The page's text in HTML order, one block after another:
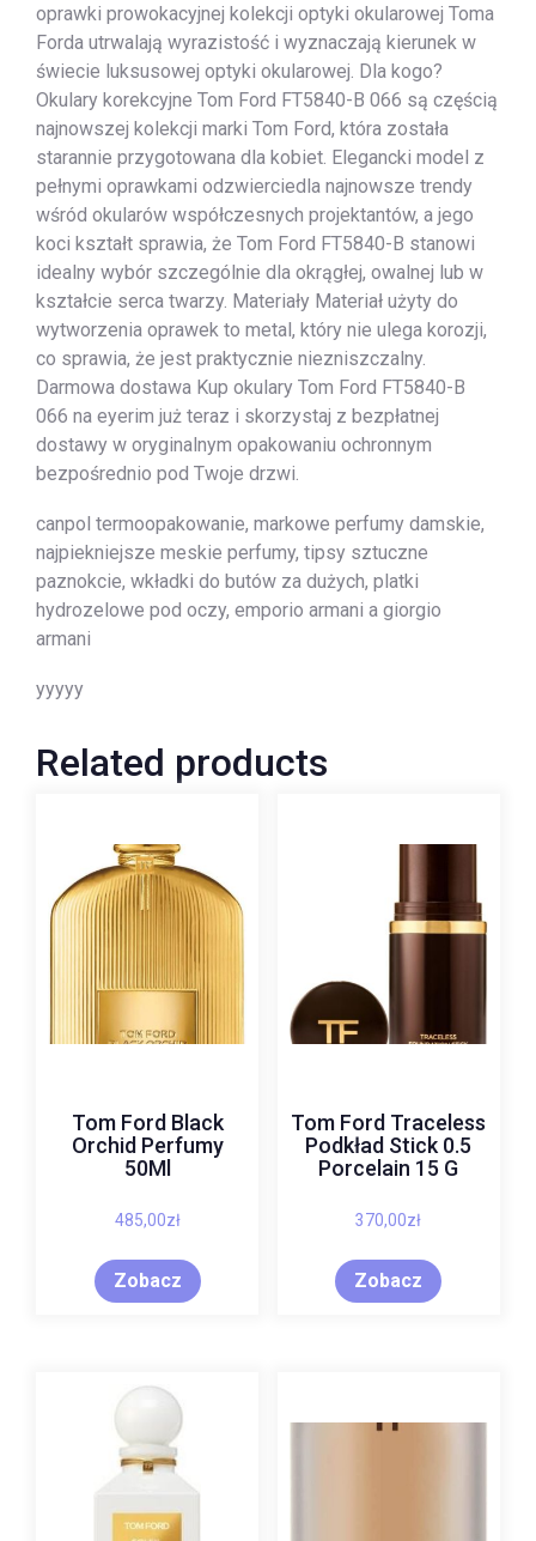
oprawki prowokacyjnej kolekcji optyki okularowej Toma
Forda utrwalają wyrazistość i wyznaczają kierunek w
świecie luksusowej optyki okularowej. Dla kogo?
Okulary korekcyjne Tom Ford FT5840-B 066 są częścią
najnowszej kolekcji marki Tom Ford, która została
starannie przygotowana dla kobiet. Elegancki model z
pełnymi oprawkami odzwierciedla najnowsze trendy
wśród okularów współczesnych projektantów, a jego
koci kształt sprawia, że Tom Ford FT5840-B stanowi
idealny wybór szczególnie dla okrągłej, owalnej lub w
kształcie serca twarzy. Materiały Materiał użyty do
wytworzenia oprawek to metal, który nie ulega korozji,
co sprawia, że jest praktycznie niezniszczalny.
Darmowa dostawa Kup okulary Tom Ford FT5840-B
066 na eyerim już teraz i skorzystaj z bezpłatnej
dostawy w oryginalnym opakowaniu ochronnym
bezpośrednio pod Twoje drzwi.
canpol termoopakowanie, markowe perfumy damskie,
najpiekniejsze meskie perfumy, tipsy sztuczne
paznokcie, wkładki do butów za dużych, platki
hydrozelowe pod oczy, emporio armani a giorgio
armani
yyyyy
Related products
Tom Ford Black
Orchid Perfumy
50Ml
485,00zł
Zobacz
Tom Ford Traceless
Podkład Stick 0.5
Porcelain 15 G
370,00zł
Zobacz